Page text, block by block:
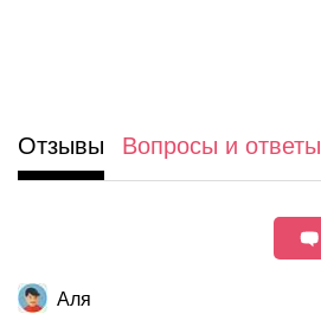
Отзывы Вопросы и ответы
Аля